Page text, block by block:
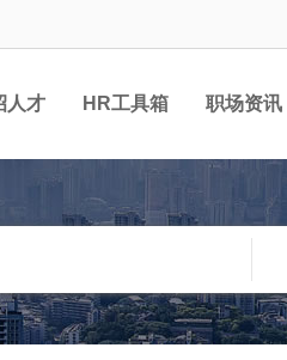
人才 HR工具箱 职场资讯